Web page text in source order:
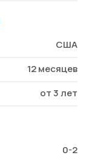
США
12 месяцев
от 3 лет
0-2